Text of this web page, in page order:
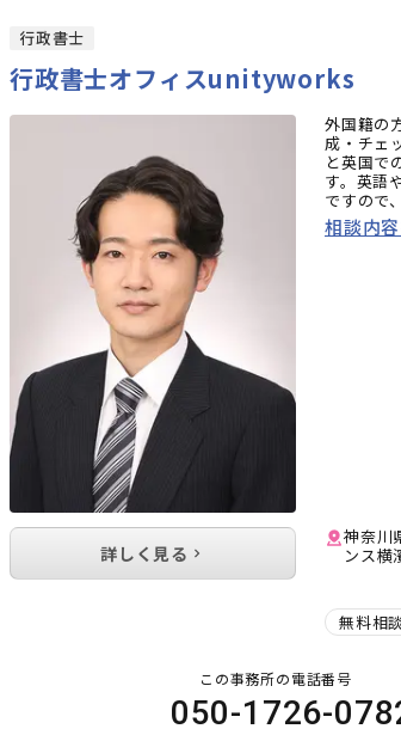
行政書士
行政書士オフィスunityworks
外国籍の
成・チェ
と英国で
す。英語
ですので
相談内
神奈川
ンス横
無料相
詳しく見る
この事務所の電話番号
050-1726-